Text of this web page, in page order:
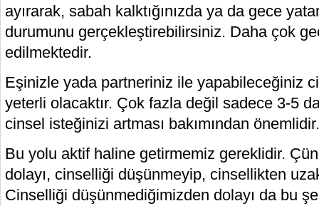
ayırarak, sabah kalktığınızda ya da gece
durumunu gerçekleştirebilirsiniz. Daha çok
edilmektedir.
Eşinizle yada partneriniz ile yapabileceğiniz
yeterli olacaktır. Çok fazla değil sadece 3-5
cinsel isteğinizi artması bakımından önemlidir.
Bu yolu aktif haline getirmemiz gereklidir.
dolayı, cinselliği düşünmeyip, cinsellikten
Cinselliği düşünmediğimizden dolayı da bu